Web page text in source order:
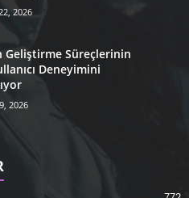
2026
Geliştirme Süreçlerinin
Deneyimini
2026